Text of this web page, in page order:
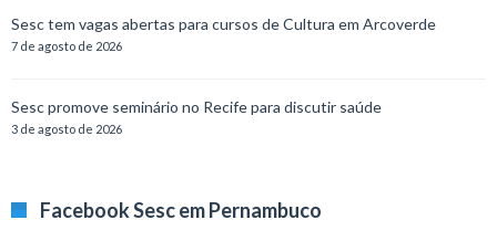
Sesc tem vagas abertas para cursos de Cultura em Arcoverde
7 de agosto de 2026
Sesc promove seminário no Recife para discutir saúde
3 de agosto de 2026
Facebook Sesc em Pernambuco